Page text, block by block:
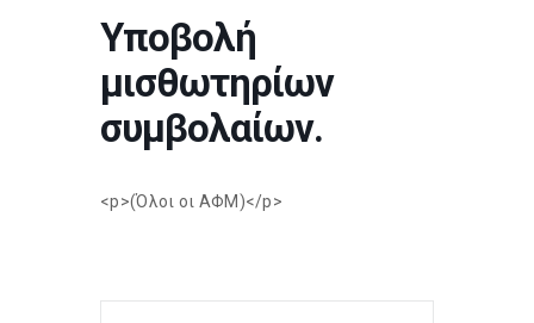
Υποβολή
μισθωτηρίων
συμβολαίων.
<p>(Όλοι οι ΑΦΜ)</p>